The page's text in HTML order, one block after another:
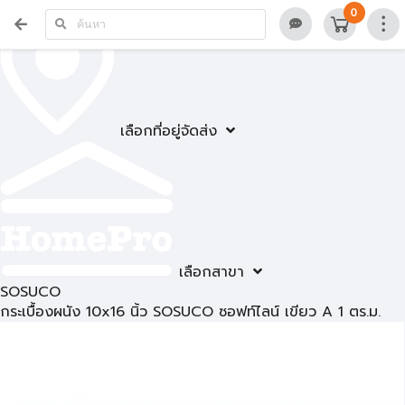
เลือกที่อยู่จัดส่ง
เลือกสาขา
0
SOSUCO
กระเบื้องผนัง 10x16 นิ้ว SOSUCO ซอฟท์ไลน์ เขียว A 1 ตร.ม.